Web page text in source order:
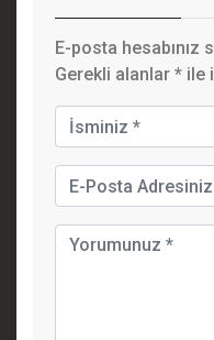
E-posta hesabınız
Gerekli alanlar * ile